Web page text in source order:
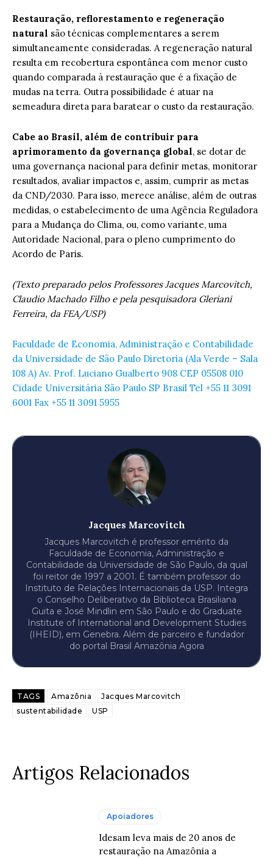
Restauração, reflorestamento e regeneração
natural são técnicas complementares a serem
simultaneamente consideradas. A regeneração natural
resulta em recobertura espontânea com menor custo
quando comparada à restauração que é a fixação de
mudas na terra. Outra possibilidade é atuar na
semeadura direta para baratear o custo da restauração.
Cabe ao Brasil, além de contribuir para
aprimoramento da governança global, se dotar de
uma governança nacional para definir metas, monitorar
resultados, avaliar impactos e, assim, cumprir as metas
da CND/2030. Para isso, merece análise, além de outras
medidas, o estabelecimento de uma Agência Reguladora
para a Mudança do Clima, ou, como variante, uma
Autoridade Nacional, para o pleno cumprimento do
Acordo de Paris.
(Texto preparado pelos Professores Jacques Marcovitch,
Claudio Machado Filho e pela pesquisadora Gleriani
Ferreira, da FEA/USP)
Faculdade de Economia, Administração e Contabilidade
da Universidade de São Paulo Diretoria (Ala Verde – Sala
108 A) Av. Prof. Luciano Gualberto 908 CEP 05508 010
Cidade Universitária São Paulo SP Brasil Tel +55 11 3091
6001 Fax +55 11 3091 5955
Jacques Marcovitch
Jacques Marcovitch é professor emérito da
Faculdade de Economia, Administração e
Contabilidade da Universidade de São Paulo, da qual
foi reitor de 1997 a 2001. É também professor do
Instituto de Relações Internacionais da USP. Integra
o Conselho Deliberativo da Biblioteca Brasiliana
Guita e José Mindlin em São Paulo e do Graduate
Institute of International and Development Studies
(IHEID), em Genebra. Além de parceiro e fundador
do portal Brasil Amazônia Agora
TAGS Amazônia
Jacques Marcovitch
sustentabilidade
USP
Artigos Relacionados
Apoiadores
Idesam leva mais de 20 anos de
restauração na Amazônia a